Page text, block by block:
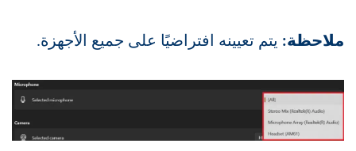
ملاحظة: يتم تعيينه افتراضيًا على جميع الأجهزة.